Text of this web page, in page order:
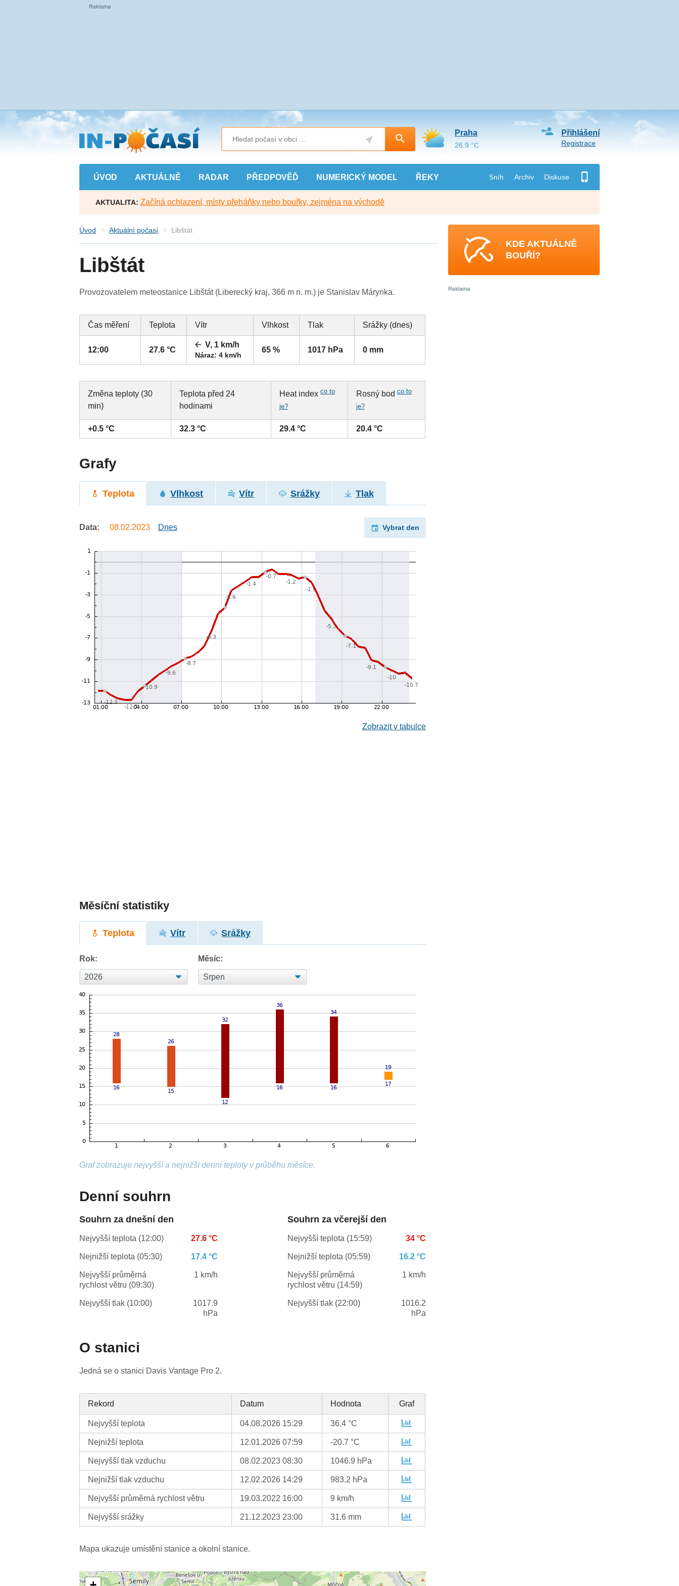
Přejít
na
hlavní
obsah
ÚVOD AKTUÁLNĚ RADAR PŘEDPOVĚĎ NUMERICKÝ MODEL ŘEKY Sníh Archiv Diskuse
Přihlášení
Registrace
Praha
26.9 °C
AKTUALITA: Začíná ochlazení, místy přeháňky nebo bouřky, zejména na východě
Úvod Aktuální počasí Libštát
Libštát
Provozovatelem meteostanice Libštát (Liberecký kraj, 366 m n. m.) je Stanislav Márynka.
Čas měření Teplota Vítr Vlhkost Tlak Srážky (dnes)
12:00 27.6 °C
V, 1 km/h
Náraz: 4 km/h
65 % 1017 hPa 0 mm
Změna teploty (30
min)
Teplota před 24
hodinami
Heat indexco to
je?
Rosný bodco to
je?
+0.5 °C 32.3 °C 29.4 °C 20.4 °C
Grafy
Teplota Vlhkost Vítr Srážky Tlak
Data: 08.02.2023 Dnes Vybrat den
Zobrazit v tabulce
Měsíční statistiky
Teplota Vítr Srážky
Rok: Měsíc:
Graf zobrazuje nejvyšší a nejnižší denní teploty v průběhu měsíce.
Denní souhrn
Souhrn za dnešní den
Nejvyšší teplota (12:00) 27.6 °C
Nejnižší teplota (05:30) 17.4 °C
Nejvyšší průměrná
rychlost větru (09:30)
1 km/h
Nejvyšší tlak (10:00)
1017.9
hPa
Souhrn za včerejší den
Nejvyšší teplota (15:59) 34 °C
Nejnižší teplota (05:59) 16.2 °C
Nejvyšší průměrná
rychlost větru (14:59)
1 km/h
Nejvyšší tlak (22:00)
1016.2
hPa
O stanici
Jedná se o stanici Davis Vantage Pro 2.
Rekord Datum Hodnota Graf
Nejvyšší teplota 04.08.2026 15:29 36.4 °C
Nejnižší teplota 12.01.2026 07:59 -20.7 °C
Nejvyšší tlak vzduchu 08.02.2023 08:30 1046.9 hPa
Nejnižší tlak vzduchu 12.02.2026 14:29 983.2 hPa
Nejvyšší průměrná rychlost větru 19.03.2022 16:00 9 km/h
Nejvyšší srážky 21.12.2023 23:00 31.6 mm
Mapa ukazuje umístění stanice a okolní stanice.
KDE AKTUÁLNĚ
BOUŘÍ?